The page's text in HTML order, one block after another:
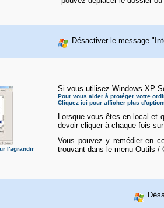
Désactiver le message
l'agrandir
Si vous utilisez Windows XP
Pour vous aider à protéger votre
Cliquez ici pour afficher plus
Lorsque vous êtes en local et
devoir cliquer à chaque fois
Vous pouvez y remédier en
trouvant dans le menu Outils /